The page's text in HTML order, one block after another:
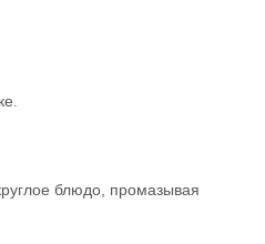
блюдо, промазывая